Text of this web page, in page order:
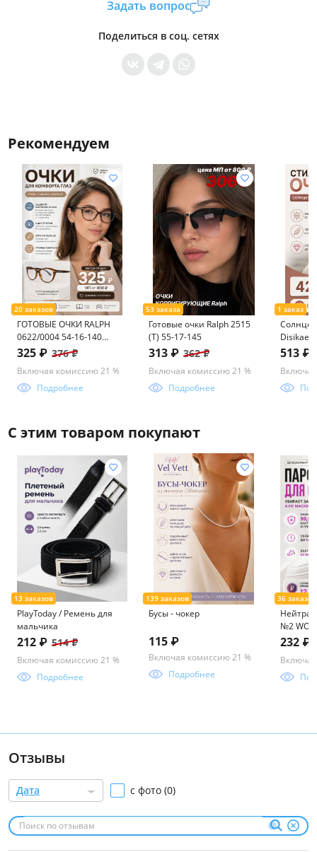
Уровень доступа:0
* Общие условия читайте в правилах сайта
Задать вопрос
Поделиться в соц. сетях
Рекомендуем
ГОТОВЫЕ ОЧКИ RALPH
0622/0004 54-16-140
БЛЮБЛОКЕР
325 ₽ 376 ₽
Включая комиссию 21 %
Подробнее
Готовые очки Ralph 2515
(Т) 55-17-145
313 ₽ 362 ₽
Включая комиссию 21 %
Подробнее
Disikaer
513 ₽
С этим товаром покупают
PlayToday / Ремень для
мальчика
212 ₽ 514 ₽
Включая комиссию 21 %
Подробнее
Бусы - чокер
115 ₽
Включая комиссию 21 %
Подробнее
№2
232 ₽
Отзывы
Дата с фото (0)